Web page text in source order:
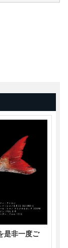
是非一度ご